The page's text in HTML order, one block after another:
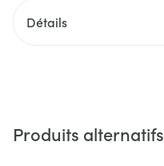
Détails
Produits alternatifs